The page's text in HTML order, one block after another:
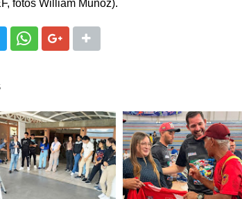
fotos William Muñoz).